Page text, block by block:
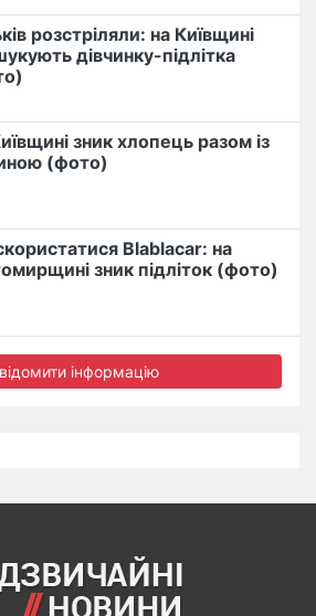
розстріляли: на Київщині
дівчинку-підлітка
зник хлопець разом із
(фото)
Blablacar: на
зник підліток (фото)
інформацію